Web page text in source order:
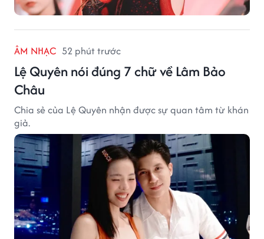
ÂM NHẠC 52 phút trước
Lệ Quyên nói đúng 7 chữ về Lâm Bảo
Châu
Chia sẻ của Lệ Quyên nhận được sự quan tâm từ khán
giả.